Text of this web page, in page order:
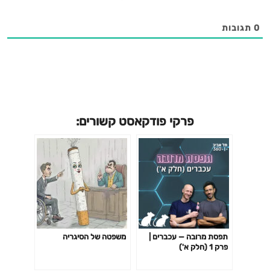
0 תגובות
פרקי פודקאסט קשורים:
תפסת מרובה — עכברים |
פרק 1 (חלק א')
משפטה של הסיגריה